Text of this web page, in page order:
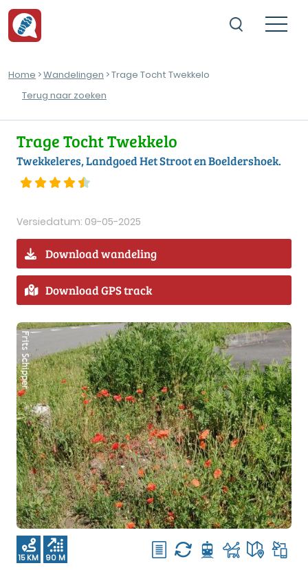
Home >Wandelingen > Trage Tocht Twekkelo
Terug naar zoeken
Trage Tocht Twekkelo
Twekkeleres, Landgoed Het Stroot en Boeldershoek.
Versiedatum: 09-05-2025
Download wandeling
Download GPS track
15 KM 90 M